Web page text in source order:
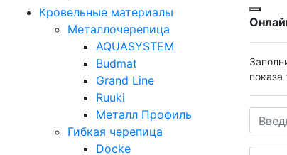
Кровельные материалы
Металлочерепица
AQUASYSTEM
Budmat
Grand Line
Ruuki
Металл Профиль
Гибкая черепица
Docke
показа